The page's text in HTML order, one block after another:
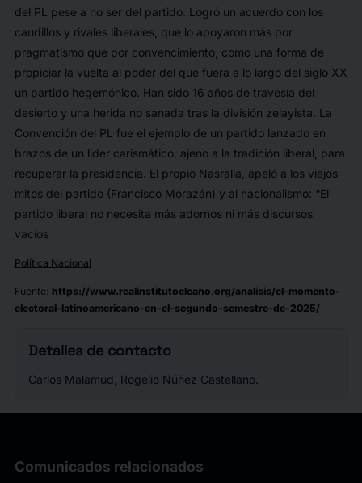
del PL pese a no ser del partido. Logró un acuerdo con los
caudillos y rivales liberales, que lo apoyaron más por
pragmatismo que por convencimiento, como una forma de
propiciar la vuelta al poder del que fuera a lo largo del siglo XX
un partido hegemónico. Han sido 16 años de travesía del
desierto y una herida no sanada tras la división zelayista. La
Convención del PL fue el ejemplo de un partido lanzado en
brazos de un líder carismático, ajeno a la tradición liberal, para
recuperar la presidencia. El propio Nasralla, apeló a los viejos
mitos del partido (Francisco Morazán) y al nacionalismo: “El
partido liberal no necesita más adornos ni más discursos
vacíos
Política Nacional
Fuente: https://www.realinstitutoelcano.org/analisis/el-momento-
electoral-latinoamericano-en-el-segundo-semestre-de-2025/
Detalles de contacto
Carlos Malamud, Rogelio Núñez Castellano.
Comunicados relacionados